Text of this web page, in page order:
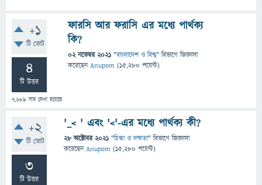
+1
টি ভোট
4
টি উত্তর
7,689 বার দেখা হয়েছে
ফারসি আর ফরাসি এর মধ্যে পার্থক্য
কি?
02 নভেম্বর 2021 "বাংলাদেশ ও বিশ্ব" বিভাগে জিজ্ঞাসা
করেছেনAnupom (15,280 পয়েন্ট)
+2
টি ভোট
3
টি উত্তর
'_< ' এবং '<'-এর মধ্যে পার্থক্য কী?
28 অক্টোবর 2021 "চিন্তা ও দক্ষতা" বিভাগে জিজ্ঞাসা
করেছেনAnupom (15,280 পয়েন্ট)